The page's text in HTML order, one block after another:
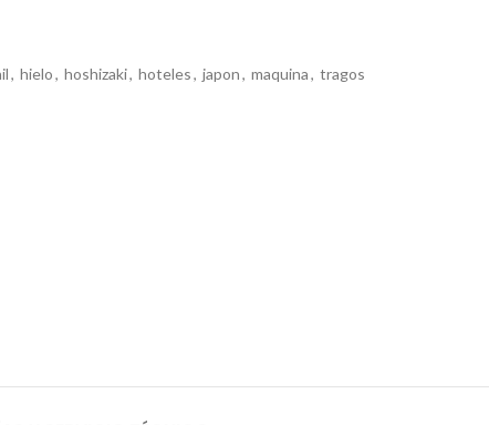
, hielo, hoshizaki, hoteles, japon, maquina, tragos